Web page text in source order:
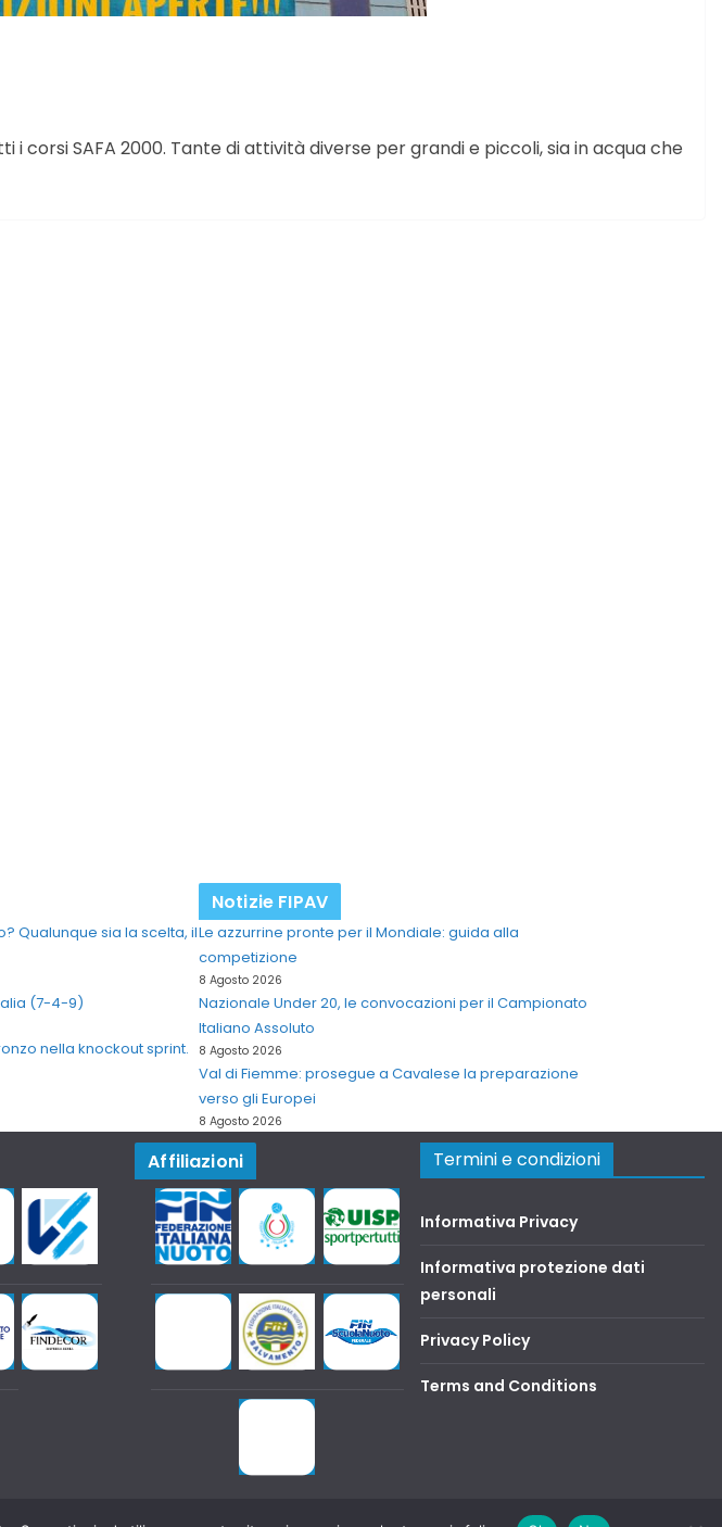
i corsi SAFA 2000. Tante di attività diverse per grandi e piccoli, sia in acqua che
Qualunque sia la scelta, il
(7-4-9)
nella knockout sprint.
Notizie FIPAV
Le azzurrine pronte per il Mondiale: guida alla
competizione
8 Agosto 2026
Nazionale Under 20, le convocazioni per il Campionato
Italiano Assoluto
8 Agosto 2026
Val di Fiemme: prosegue a Cavalese la preparazione
verso gli Europei
8 Agosto 2026
Affiliazioni Termini e condizioni
Informativa Privacy
Informativa protezione dati
personali
Privacy Policy
Terms and Conditions